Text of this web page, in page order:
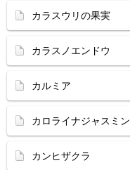
カラスウリの果実
カラスノエンドウ
カルミア
カロライナジャスミン
カンヒザクラ